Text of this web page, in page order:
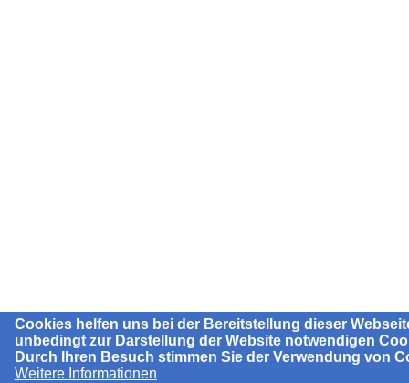
Cookies helfen uns bei der Bereitstellung dieser
unbedingt zur Darstellung der Website notwendigen
Durch Ihren Besuch stimmen Sie der Verwendung von
Weitere Informationen